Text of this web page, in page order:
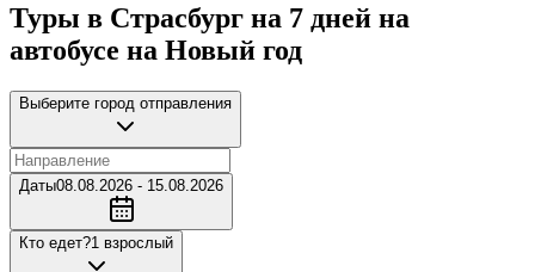
Туры в Страсбург на 7 дней на
автобусе на Новый год
Выберите город отправления
Даты08.08.2026 - 15.08.2026
Кто едет?1 взрослый